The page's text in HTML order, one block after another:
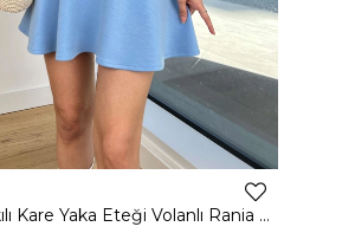
Kalın Askılı Kare Yaka Eteği Volanlı Rania Kadın Mavi Mini Elbise 24Y373